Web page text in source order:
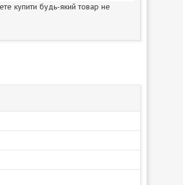
купити будь-який товар не